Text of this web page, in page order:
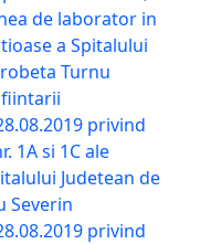
de laborator in
a Spitalului
Turnu
privind
1A si 1C ale
Judetean de
Severin
privind